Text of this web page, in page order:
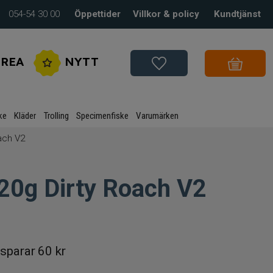
054-54 30 00 Öppettider Villkor & policy Kundtjänst
REA NYTT
Kläder Trolling Specimenfiske Varumärken
V2
Dirty Roach V2
60 kr